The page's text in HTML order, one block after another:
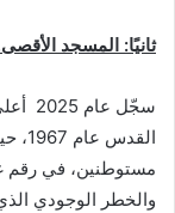
ثانيًا: المسجد
سجّل
مستوطنين، في رقم
والخطر الوجودي